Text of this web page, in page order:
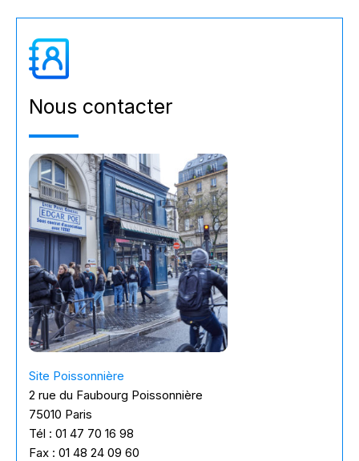
Nous contacter
Site Poissonnière
2 rue du Faubourg Poissonnière
75010 Paris
Tél : 01 47 70 16 98
Fax : 01 48 24 09 60